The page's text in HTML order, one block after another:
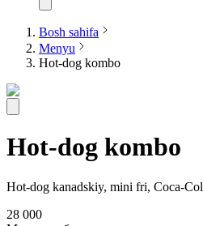
Bosh sahifa
Menyu
Hot-dog kombo
Hot-dog kombo
Hot-dog kanadskiy, mini fri, Coca-
28 000